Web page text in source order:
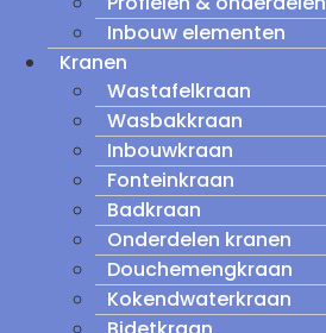
Inbouw elementen
Kranen
Wastafelkraan
Wasbakkraan
Inbouwkraan
Fonteinkraan
Badkraan
Onderdelen kranen
Douchemengkraan
Kokendwaterkraan